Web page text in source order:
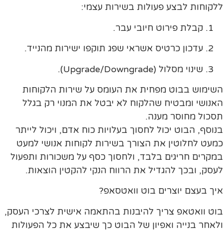
ללקוחות לבצע פעולות בשירות עצמי:
קבלת פירוט חיובי עבר.
עדכון כרטיס אשראי שפג תוקפו ישירות מהנייד.
שינוי מסלול (Upgrade/Downgrade).
השימוש בבוט מפחית את העומס על שירות הלקוחות
האנושי ומבטיח שהלקוח לא יבטל את המנוי רק בגלל
תסכול מחוסר מענה.
בנוסף, הבוט יכול לחסוך בעלויות כוח אדם, ויכול לייתר
כמעט לחלוטין את הצורך בשירות לקוחות אנושי למעט
במקרים חריגים בלבד, ולחסוך כסף על משכורות ותפעול
לעסק, ובכך להגדיל את הרווח הנקי להקטין הוצאות.
איך בעצם יוצרים בוט וואטסאפ?
בוט וואטאפ צריך להיבנות בהתאמה אישית לצרכי העסק,
ולאחר בנייה ואפיון של הבוט כך שיבצע את כל הפעולות